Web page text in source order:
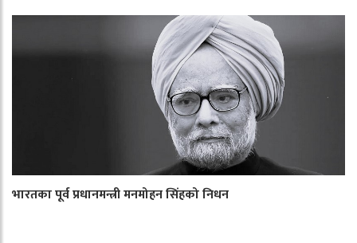
भारतका पूर्व प्रधानमन्त्री मनमोहन सिंहको निधन